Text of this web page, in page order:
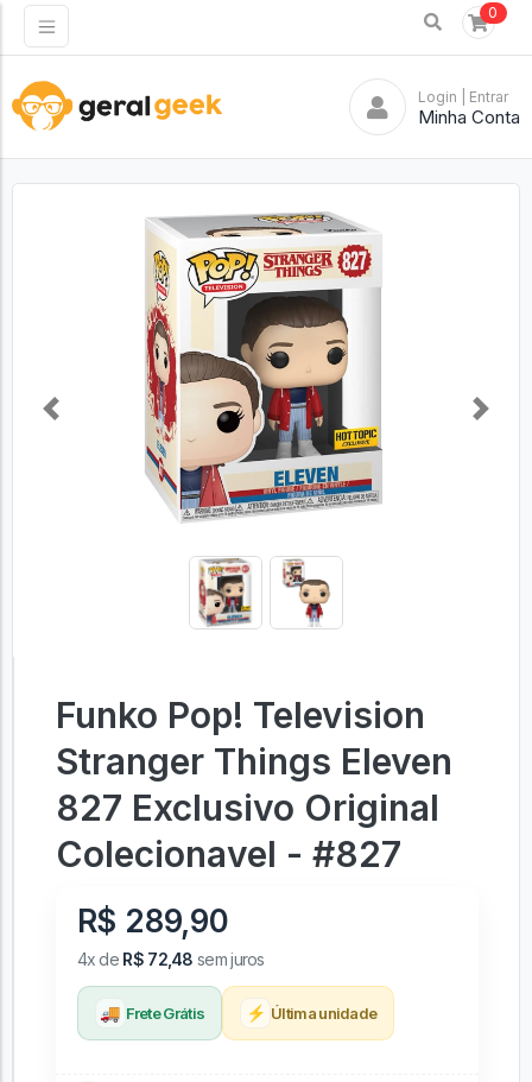
0
Login | Entrar
Minha Conta
Previous Next
Funko Pop! Television
Stranger Things Eleven
827 Exclusivo Original
Colecionavel - #827
R$ 289,90
4x de R$ 72,48 sem juros
🚚 Frete Grátis ⚡ Última unidade